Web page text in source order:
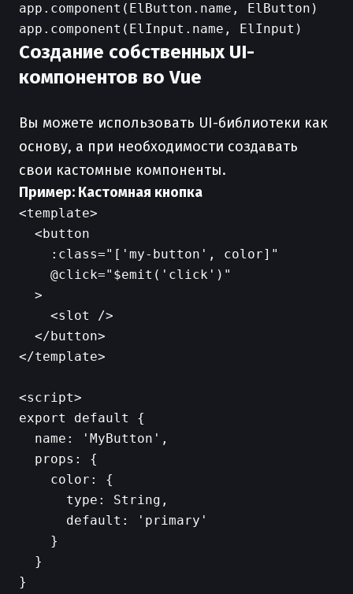
app.component(ElButton.name, ElButton)
Создание собственных UI-
компонентов во Vue
Вы можете использовать UI-библиотеки как
основу, а при необходимости создавать
свои кастомные компоненты.
Пример: Кастомная кнопка
<template>
  <button
    :class="['my-button', color]"
    @click="$emit('click')"
  >
    <slot />
  </button>
</template>
<script>
export default {
  name: 'MyButton',
  props: {
    color: {
      type: String,
      default: 'primary'
    }
  }
}